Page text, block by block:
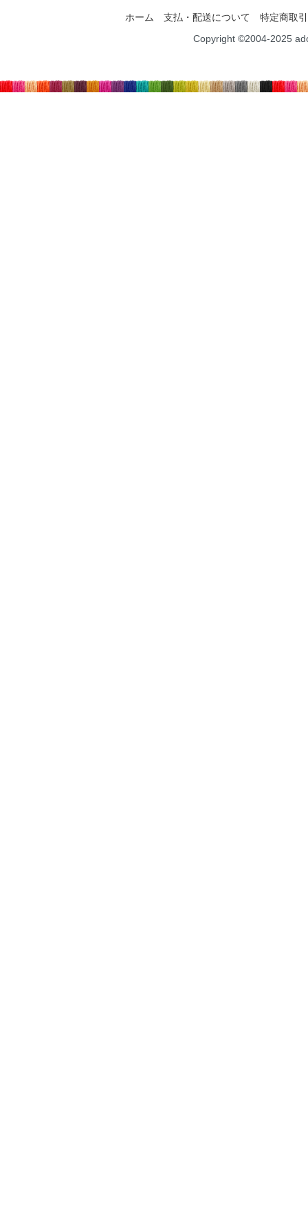
ホーム 支払・配送について
特定商取
Copyright ©2004-2025